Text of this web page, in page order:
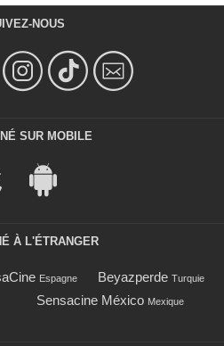
NOUS
SUR MOBILE
À L'ÉTRANGER
Espagne Beyazperde Turquie
Sensacine México Mexique